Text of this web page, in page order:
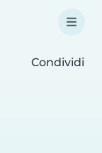
Condividi